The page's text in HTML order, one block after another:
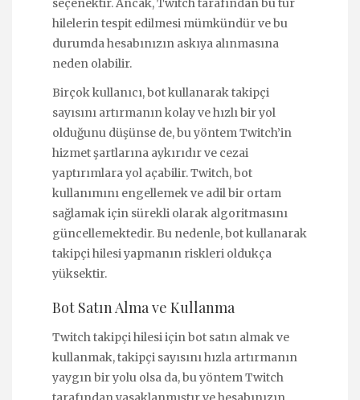
seçenektir. Ancak, Twitch tarafından bu tür
hilelerin tespit edilmesi mümkündür ve bu
durumda hesabınızın askıya alınmasına
neden olabilir.
Birçok kullanıcı, bot kullanarak takipçi
sayısını artırmanın kolay ve hızlı bir yol
olduğunu düşünse de, bu yöntem Twitch’in
hizmet şartlarına aykırıdır ve cezai
yaptırımlara yol açabilir. Twitch, bot
kullanımını engellemek ve adil bir ortam
sağlamak için sürekli olarak algoritmasını
güncellemektedir. Bu nedenle, bot kullanarak
takipçi hilesi yapmanın riskleri oldukça
yüksektir.
Bot Satın Alma ve Kullanma
Twitch takipçi hilesi için bot satın almak ve
kullanmak, takipçi sayısını hızla artırmanın
yaygın bir yolu olsa da, bu yöntem Twitch